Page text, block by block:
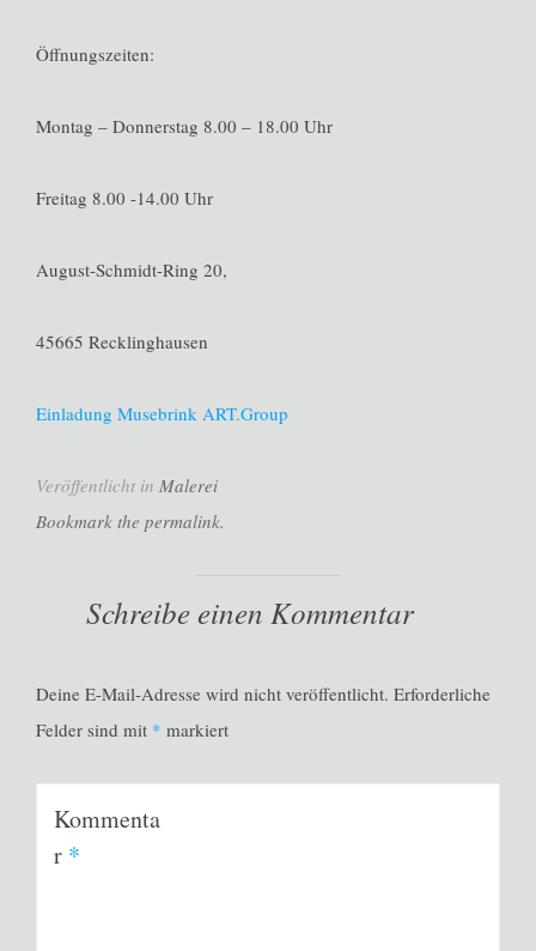
Öffnungszeiten:
Montag – Donnerstag 8.00 – 18.00 Uhr
Freitag 8.00 -14.00 Uhr
August-Schmidt-Ring 20,
45665 Recklinghausen
Einladung Musebrink ART.Group
Veröffentlicht in Malerei
Bookmark the permalink.
Schreibe einen Kommentar
Deine E-Mail-Adresse wird nicht veröffentlicht. Erforderliche
Felder sind mit * markiert
Kommenta
r *